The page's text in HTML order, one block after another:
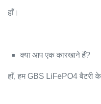
हाँ।
क्या आप एक कारखाने हैं?
हाँ, हम GBS LiFePO4 बैटरी के